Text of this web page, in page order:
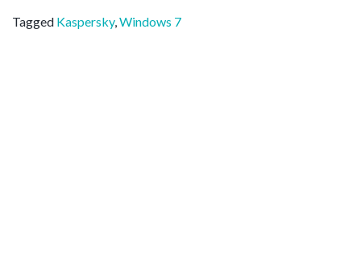
Tagged Kaspersky,Windows 7